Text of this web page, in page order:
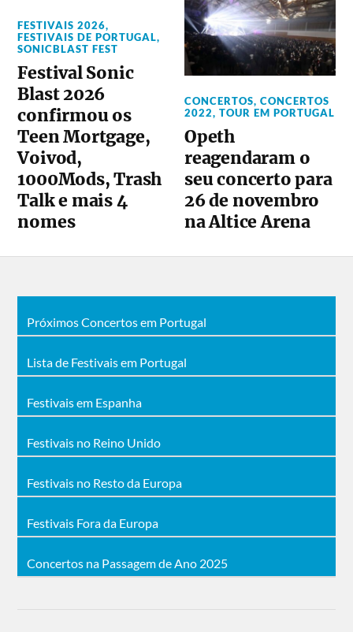
FESTIVAIS 2026,
FESTIVAIS DE PORTUGAL,
SONICBLAST FEST
Festival Sonic
Blast 2026
confirmou os
Teen Mortgage,
Voivod,
1000Mods, Trash
Talk e mais 4
nomes
CONCERTOS,CONCERTOS
2022,TOUR EM PORTUGAL
Opeth
reagendaram o
seu concerto para
26 de novembro
na Altice Arena
Próximos Concertos em Portugal
Lista de Festivais em Portugal
Festivais em Espanha
Festivais no Reino Unido
Festivais no Resto da Europa
Festivais Fora da Europa
Concertos na Passagem de Ano 2025